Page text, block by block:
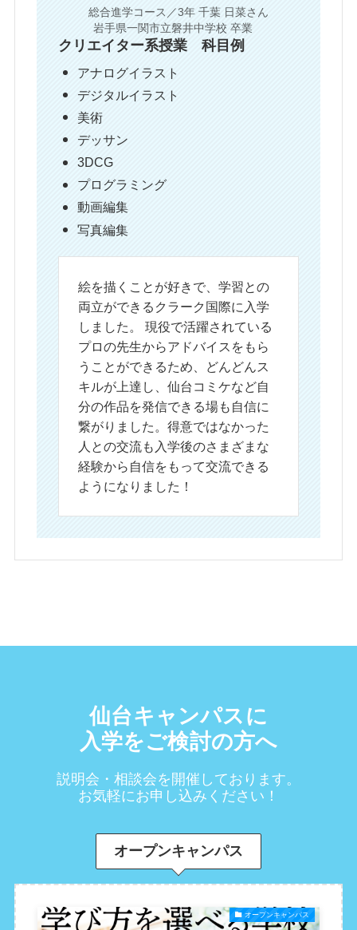
総合進学コース／3年 千葉 日菜さん
岩手県一関市立磐井中学校 卒業
クリエイター系授業 科目例
アナログイラスト
デジタルイラスト
美術
デッサン
3DCG
プログラミング
動画編集
写真編集
絵を描くことが好きで、学習との
両立ができるクラーク国際に入学
しました。 現役で活躍されている
プロの先生からアドバイスをもら
うことができるため、どんどんス
キルが上達し、仙台コミケなど自
分の作品を発信できる場も自信に
繋がりました。得意ではなかった
人との交流も入学後のさまざまな
経験から自信をもって交流できる
ようになりました！
仙台キャンパスに
入学をご検討の方へ
説明会・相談会を開催しております。
お気軽にお申し込みください！
オープンキャンパス
オープンキャンパス